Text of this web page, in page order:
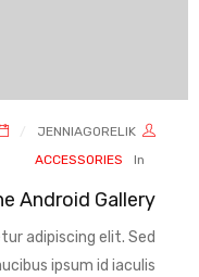
JENNIAGORELIK
In
ACCESSORIES
Android Gallery
adipiscing elit. Sed
ipsum id iaculis.